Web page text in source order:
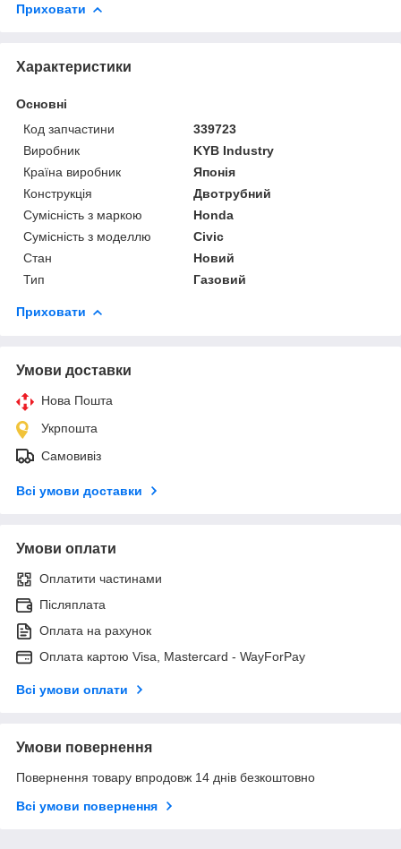
Приховати
Характеристики
Основні
Код запчастини
339723
Виробник
KYB Industry
Країна виробник
Японія
Конструкція
Двотрубний
Сумісність з маркою
Honda
Сумісність з моделлю
Civic
Стан
Новий
Тип
Газовий
Приховати
Умови доставки
Нова Пошта
Укрпошта
Самовивіз
Всі умови доставки
Умови оплати
Оплатити частинами
Післяплата
Оплата на рахунок
Оплата картою Visa, Mastercard - WayForPay
Всі умови оплати
Умови повернення
Повернення товару впродовж 14 днів безкоштовно
Всі умови повернення